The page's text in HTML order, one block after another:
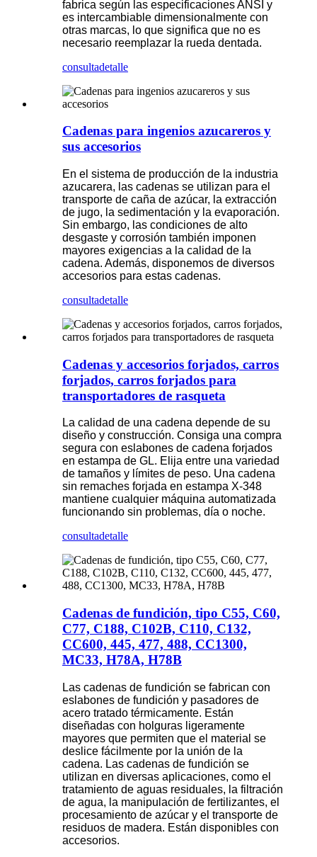
fabrica según las especificaciones ANSI y
es intercambiable dimensionalmente con
otras marcas, lo que significa que no es
necesario reemplazar la rueda dentada.
consultadetalle
Cadenas para ingenios azucareros y
sus accesorios
En el sistema de producción de la industria
azucarera, las cadenas se utilizan para el
transporte de caña de azúcar, la extracción
de jugo, la sedimentación y la evaporación.
Sin embargo, las condiciones de alto
desgaste y corrosión también imponen
mayores exigencias a la calidad de la
cadena. Además, disponemos de diversos
accesorios para estas cadenas.
consultadetalle
Cadenas y accesorios forjados, carros
forjados, carros forjados para
transportadores de rasqueta
La calidad de una cadena depende de su
diseño y construcción. Consiga una compra
segura con eslabones de cadena forjados
en estampa de GL. Elija entre una variedad
de tamaños y límites de peso. Una cadena
sin remaches forjada en estampa X-348
mantiene cualquier máquina automatizada
funcionando sin problemas, día o noche.
consultadetalle
Cadenas de fundición, tipo C55, C60,
C77, C188, C102B, C110, C132,
CC600, 445, 477, 488, CC1300,
MC33, H78A, H78B
Las cadenas de fundición se fabrican con
eslabones de fundición y pasadores de
acero tratado térmicamente. Están
diseñadas con holguras ligeramente
mayores que permiten que el material se
deslice fácilmente por la unión de la
cadena. Las cadenas de fundición se
utilizan en diversas aplicaciones, como el
tratamiento de aguas residuales, la filtración
de agua, la manipulación de fertilizantes, el
procesamiento de azúcar y el transporte de
residuos de madera. Están disponibles con
accesorios.